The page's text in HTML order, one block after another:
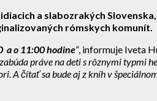
a slabozrakých
rómskych komunít.
a o 11:00 hodine“, informuje Iveta
práve na deti s rôznymi typmi
čítať sa bude aj z kníh v